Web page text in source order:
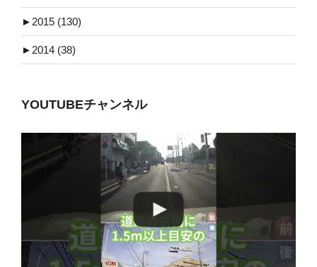
► 2015 (130)
► 2014 (38)
YOUTUBEチャンネル